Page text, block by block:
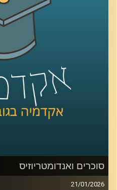
זה מתחבר גם לאזור, לישראל,
אז כדי לדבר על כל זה, שב
לפוליטיקה עכשווית של
דיפלומטיה ואסטרטגיה
קרדיט תמונות:
AudioVersity
סוכרים ואנדומטריוזיס
21/01/2026